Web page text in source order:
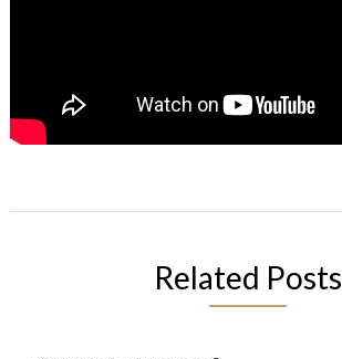
Related Posts